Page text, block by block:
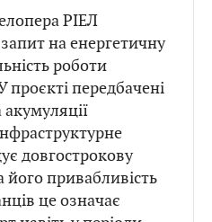
РІЕЛ
на енергетичну
роботи
передбачені
акумуляції
довгострокову
його привабливість
це означає